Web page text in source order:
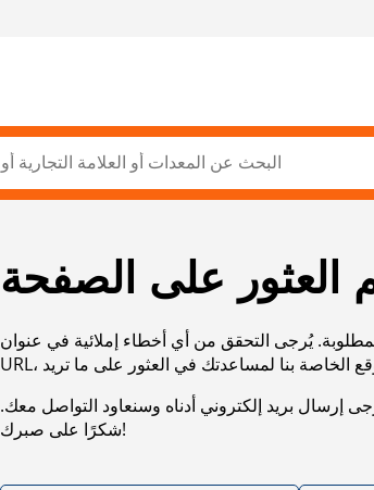
العثور على الصفحة
يُرجى التحقق من أي أخطاء إملائية في عنوان
بريد إلكتروني أدناه وسنعاود التواصل معك.
شكرًا على صبرك!